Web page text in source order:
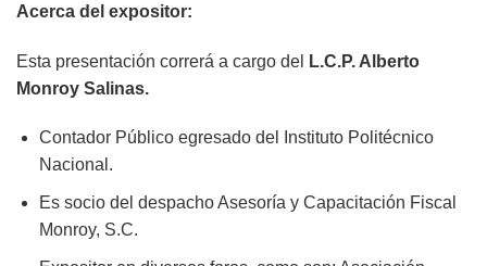
Acerca del expositor:
Esta presentación correrá a cargo del
L.C.P. Alberto
Monroy Salinas.
Contador Público egresado del Instituto Politécnico
Nacional.
Es socio del despacho Asesoría y Capacitación Fiscal
Monroy, S.C.